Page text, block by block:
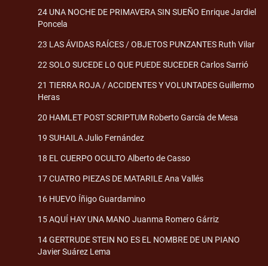
24 UNA NOCHE DE PRIMAVERA SIN SUEÑO Enrique Jardiel
Poncela
23 LAS ÁVIDAS RAÍCES / OBJETOS PUNZANTES Ruth Vilar
22 SOLO SUCEDE LO QUE PUEDE SUCEDER Carlos Sarrió
21 TIERRA ROJA / ACCIDENTES Y VOLUNTADES Guillermo
Heras
20 HAMLET POST SCRIPTUM Roberto García de Mesa
19 SUHAILA Julio Fernández
18 EL CUERPO OCULTO Alberto de Casso
17 CUATRO PIEZAS DE MATARILE Ana Vallés
16 HUEVO Íñigo Guardamino
15 AQUÍ HAY UNA MANO Juanma Romero Gárriz
14 GERTRUDE STEIN NO ES EL NOMBRE DE UN PIANO
Javier Suárez Lema